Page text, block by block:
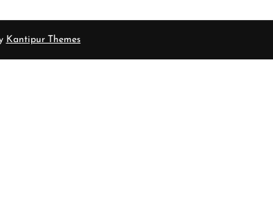
Kantipur Themes